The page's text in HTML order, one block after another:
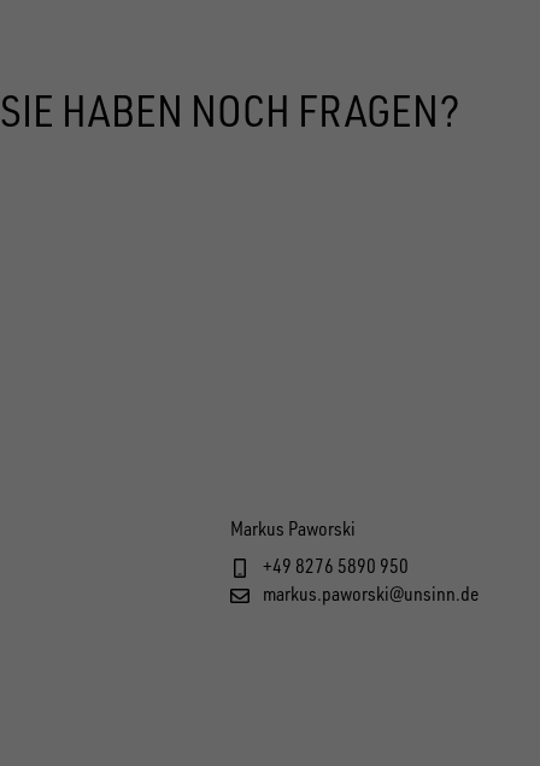
SIE HABEN NOCH FRAGEN?
Markus Paworski
+49 8276 5890 950
markus.paworski@unsinn.de